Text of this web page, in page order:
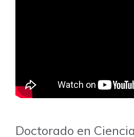
Doctorado en